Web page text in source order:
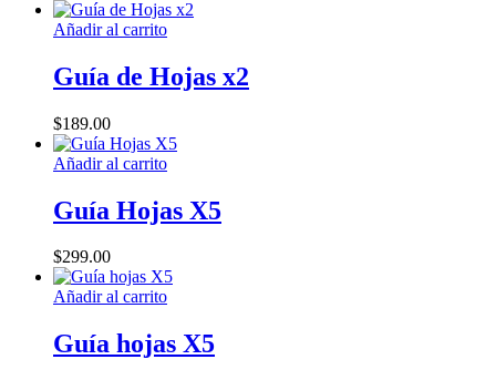
Añadir al carrito
Guía de Hojas x2
$189.00
Añadir al carrito
Guía Hojas X5
$299.00
Añadir al carrito
Guía hojas X5